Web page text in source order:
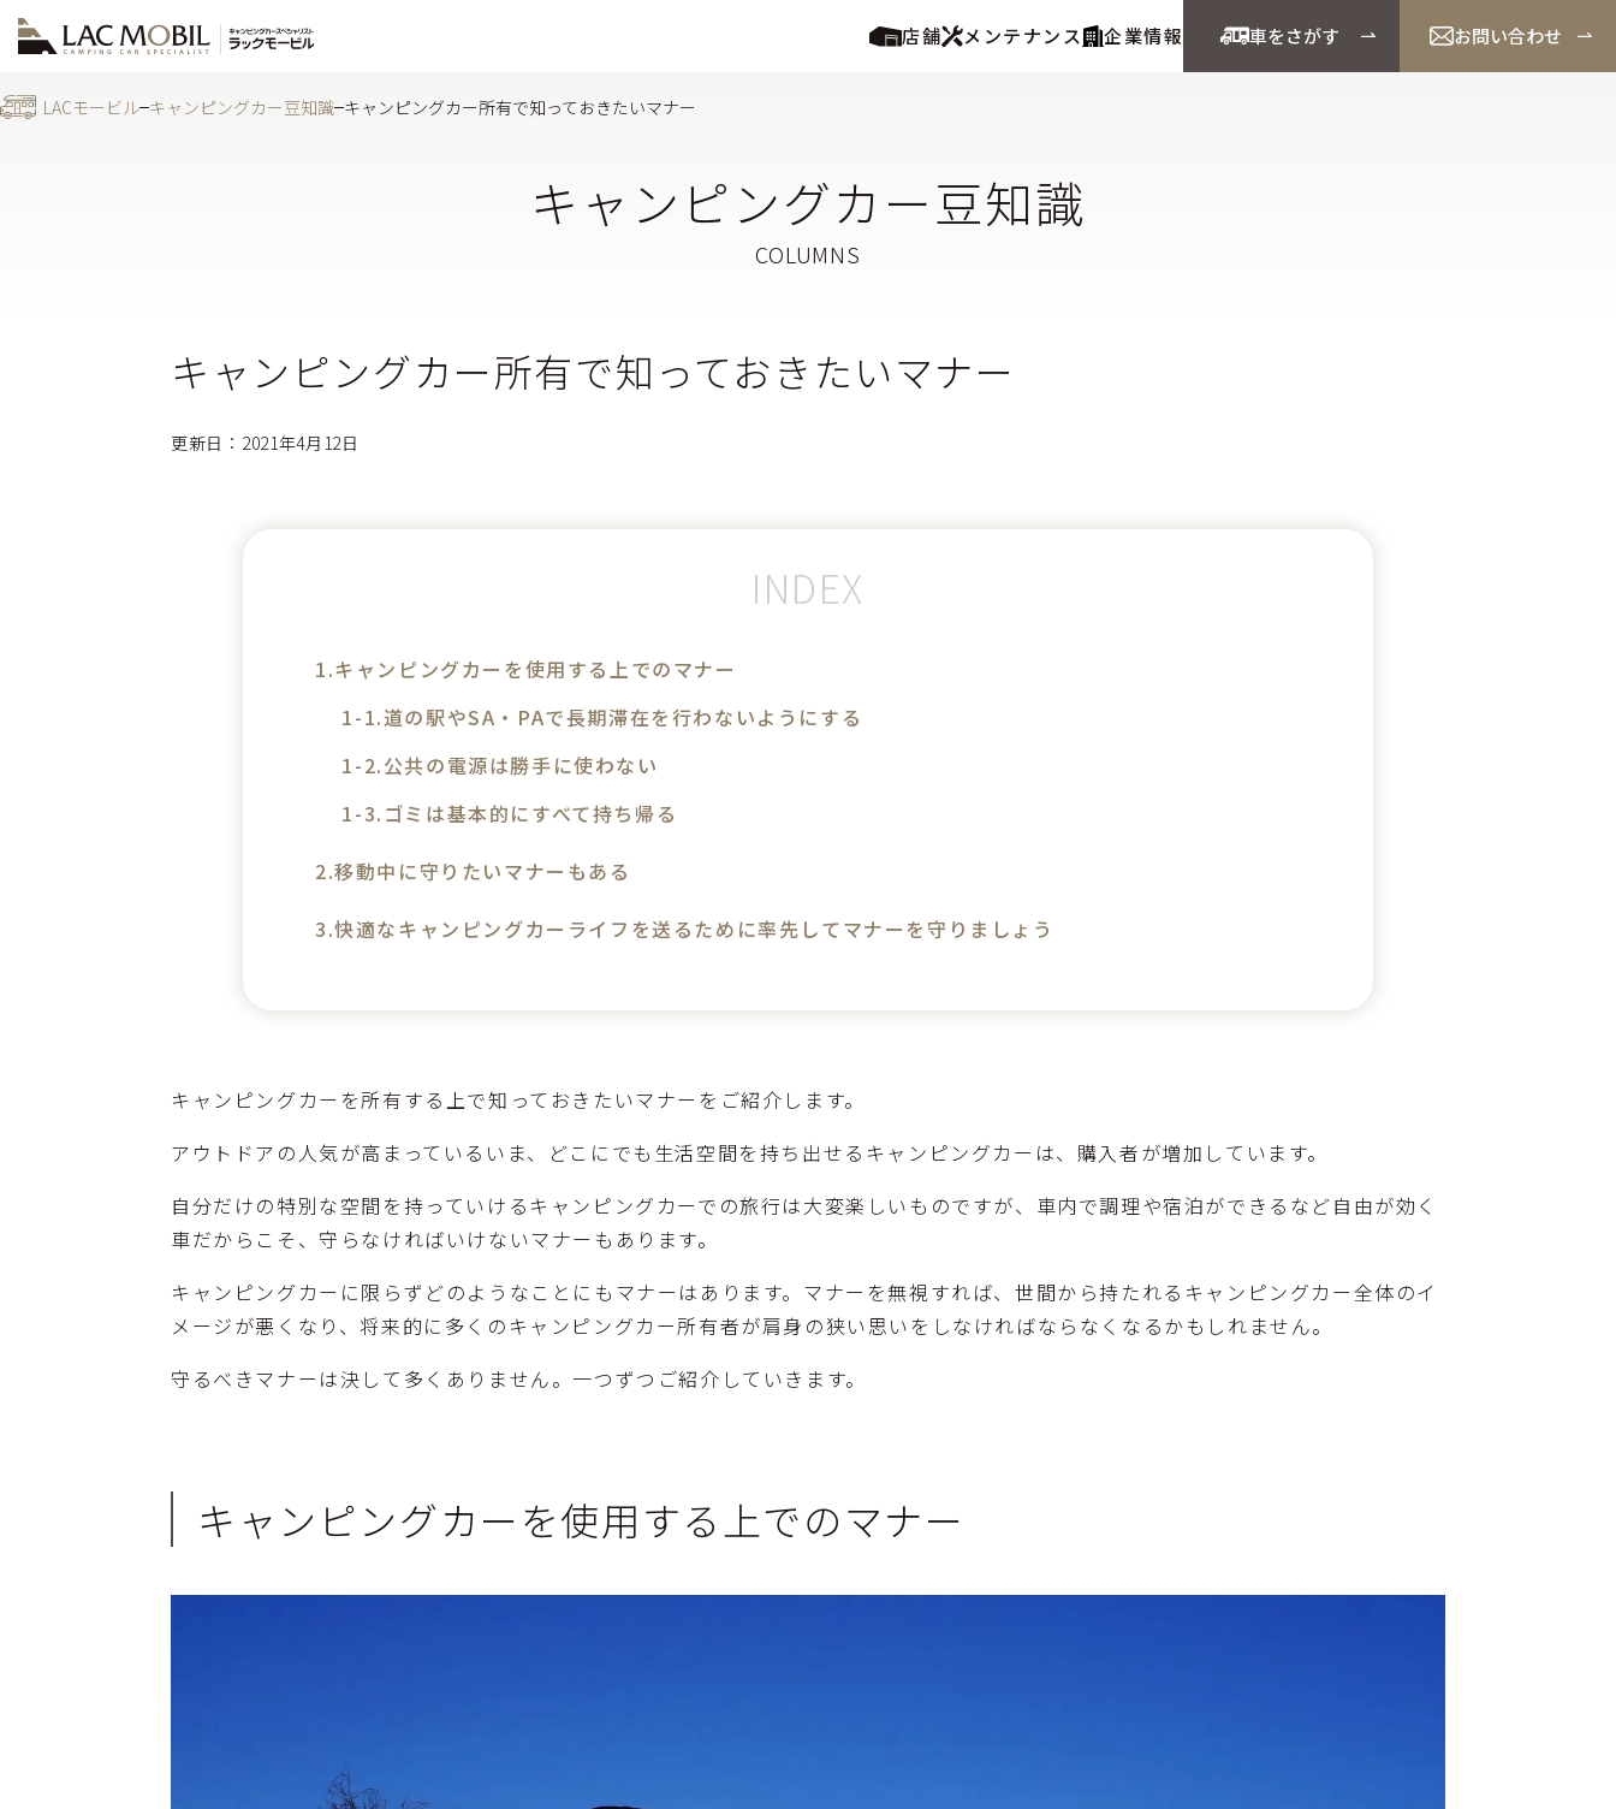
店舗 メンテナンス 企業情報 車をさがす お問い合わせ
LACモービル キャンピングカー豆知識 キャンピングカー所有で知っておきたいマナー
キャンピングカー豆知識
キャンピングカー所有で知っておきたいマナー
更新日：2021年4月12日
キャンピングカーを使用する上でのマナー
道の駅やSA・PAで長期滞在を行わないようにする
公共の電源は勝手に使わない
ゴミは基本的にすべて持ち帰る
移動中に守りたいマナーもある
快適なキャンピングカーライフを送るために率先してマナーを守りましょう
キャンピングカーを所有する上で知っておきたいマナーをご紹介します。
アウトドアの人気が高まっているいま、どこにでも生活空間を持ち出せるキャンピングカーは、購入者が増加しています。
自分だけの特別な空間を持っていけるキャンピングカーでの旅行は大変楽しいものですが、車内で調理や宿泊ができるなど自由が効く
車だからこそ、守らなければいけないマナーもあります。
キャンピングカーに限らずどのようなことにもマナーはあります。マナーを無視すれば、世間から持たれるキャンピングカー全体のイ
メージが悪くなり、将来的に多くのキャンピングカー所有者が肩身の狭い思いをしなければならなくなるかもしれません。
守るべきマナーは決して多くありません。一つずつご紹介していきます。
キャンピングカーを使用する上でのマナー